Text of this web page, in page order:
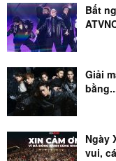
Bất
Giải
Ngày
vui,